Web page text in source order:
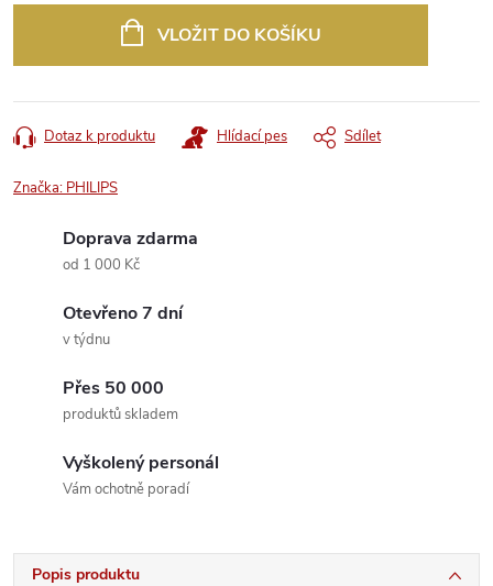
VLOŽIT DO KOŠÍKU
Dotaz k produktu Hlídací pes Sdílet
Značka: PHILIPS
Doprava zdarma
od 1 000 Kč
Otevřeno 7 dní
v týdnu
Přes 50 000
produktů skladem
Vyškolený personál
Vám ochotně poradí
Popis produktu